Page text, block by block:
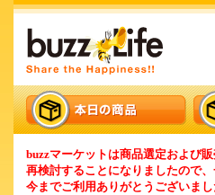
buzzマーケットは商品選定および販
再検討することになりましたので
今までご利用ありがとうございまし